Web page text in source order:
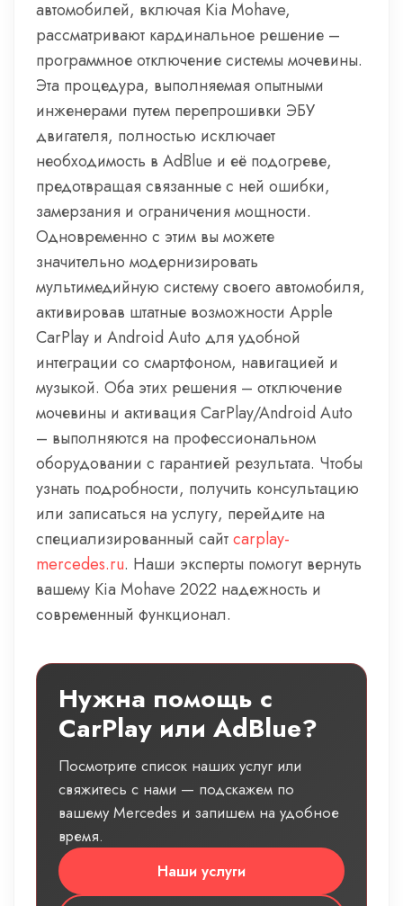
автомобилей, включая Kia Mohave,
рассматривают кардинальное решение –
программное отключение системы мочевины.
Эта процедура, выполняемая опытными
инженерами путем перепрошивки ЭБУ
двигателя, полностью исключает
необходимость в AdBlue и её подогреве,
предотвращая связанные с ней ошибки,
замерзания и ограничения мощности.
Одновременно с этим вы можете
значительно модернизировать
мультимедийную систему своего автомобиля,
активировав штатные возможности Apple
CarPlay и Android Auto для удобной
интеграции со смартфоном, навигацией и
музыкой. Оба этих решения – отключение
мочевины и активация CarPlay/Android Auto
– выполняются на профессиональном
оборудовании с гарантией результата. Чтобы
узнать подробности, получить консультацию
или записаться на услугу, перейдите на
специализированный сайтcarplay-
mercedes.ru. Наши эксперты помогут вернуть
вашему Kia Mohave 2022 надежность и
современный функционал.
Нужна помощь с
CarPlay или AdBlue?
Посмотрите список наших услуг или
свяжитесь с нами — подскажем по
вашему Mercedes и запишем на удобное
время.
Наши услуги